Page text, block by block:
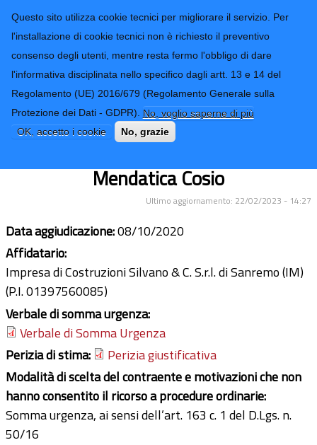
Questo sito utilizza cookie tecnici per migliorare il servizio. Per
l'installazione di cookie tecnici non è richiesto il preventivo
consenso degli utenti, mentre resta fermo l'obbligo di dare
l'informativa disciplinata nello specifico dagli artt. 13 e 14 del
Regolamento (UE) 2016/679 (Regolamento Generale sulla
Protezione dei Dati - GDPR). No, voglio saperne di più
OK, accetto i cookie
No, grazie
Provincia di
Imperia
CONTATTI-URP
TRASPARENZA
Form di ricerca
Evento alluvionale del 2 e 3 ottobre
2020. Ripristino della viabilità al Km
Mendatica Cosio
Ultimo aggiornamento: 22/02/2023 - 14:27
Data aggiudicazione:08/10/2020
Affidatario:
Impresa di Costruzioni Silvano & C. S.r.l. di Sanremo (IM)
(P.I. 01397560085)
Verbale di somma urgenza:
Verbale di Somma Urgenza
Perizia di stima:
Perizia giustificativa
Modalità di scelta del contraente e motivazioni che non
hanno consentito il ricorso a procedure ordinarie:
Somma urgenza, ai sensi dell’art. 163 c. 1 del D.Lgs. n.
50/16